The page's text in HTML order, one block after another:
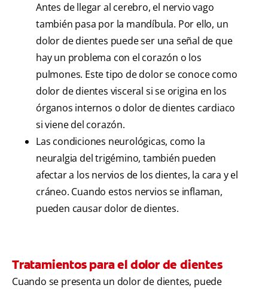
Antes de llegar al cerebro, el nervio vago
también pasa por la mandíbula. Por ello, un
dolor de dientes puede ser una señal de que
hay un problema con el corazón o los
pulmones. Este tipo de dolor se conoce como
dolor de dientes visceral si se origina en los
órganos internos o dolor de dientes cardiaco
si viene del corazón.
Las condiciones neurológicas, como la
neuralgia del trigémino, también pueden
afectar a los nervios de los dientes, la cara y el
cráneo. Cuando estos nervios se inflaman,
pueden causar dolor de dientes.
Tratamientos para el dolor de dientes
Cuando se presenta un dolor de dientes, puede